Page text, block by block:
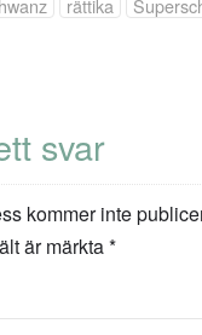
rättika
svar
kommer inte
är märkta*